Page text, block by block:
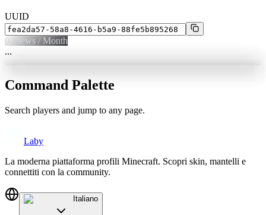
UUID
0 Views / Month
...
Command Palette
Search players and jump to any page.
Laby
La moderna piattaforma profili Minecraft. Scopri skin, mantelli e
connettiti con la community.
Italiano